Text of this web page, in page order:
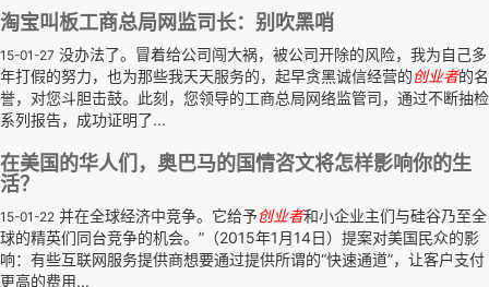
淘宝叫板工商总局网监司长：别吹黑哨
15-01-27 没办法了。冒着给公司闯大祸，被公司开除的风险，我为自己多
年打假的努力，也为那些我天天服务的，起早贪黑诚信经营的创业者的名
誉，对您斗胆击鼓。此刻，您领导的工商总局网络监管司，通过不断抽检
系列报告，成功证明了...
在美国的华人们，奥巴马的国情咨文将怎样影响你的生
活？
15-01-22 并在全球经济中竞争。它给予创业者和小企业主们与硅谷乃至全
球的精英们同台竞争的机会。”（2015年1月14日）提案对美国民众的影
响：有些互联网服务提供商想要通过提供所谓的“快速通道”，让客户支付
更高的费用...